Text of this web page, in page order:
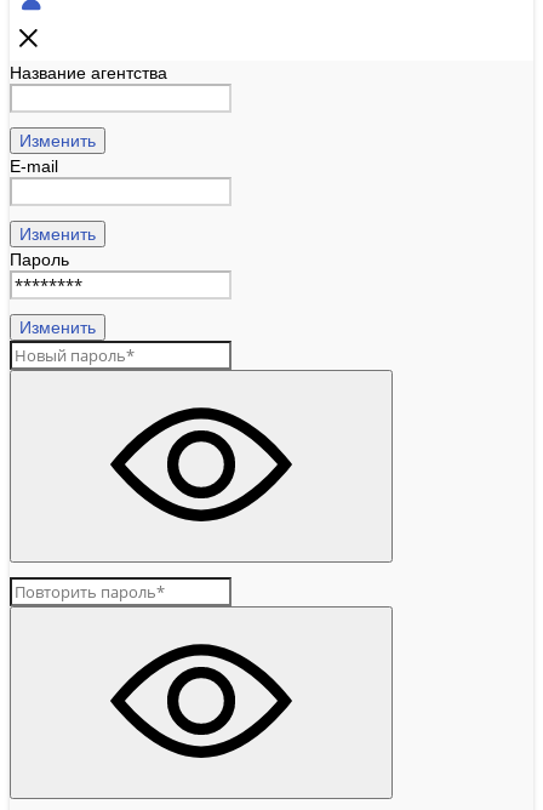
Название агентства
Изменить
E-mail
Изменить
Пароль
Изменить